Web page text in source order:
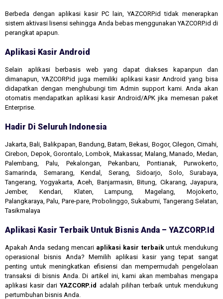
Berbeda dengan aplikasi kasir PC lain, YAZCORP.id tidak menerapkan
sistem aktivasi lisensi sehingga Anda bebas menggunakan YAZCORP.id di
perangkat apapun.
Aplikasi Kasir Android
Selain aplikasi berbasis web yang dapat diakses kapanpun dan
dimanapun, YAZCORP.id juga memiliki aplikasi kasir Android yang bisa
didapatkan dengan menghubungi tim Admin support kami. Anda akan
otomatis mendapatkan aplikasi kasir Android/APK jika memesan paket
Enterprise.
Hadir Di Seluruh Indonesia
Jakarta, Bali, Balikpapan, Bandung, Batam, Bekasi, Bogor, Cilegon, Cimahi,
Cirebon, Depok, Gorontalo, Lombok, Makassar, Malang, Manado, Medan,
Palembang, Palu, Pekalongan, Pekanbaru, Pontianak, Purwokerto,
Samarinda, Semarang, Kendal, Serang, Sidoarjo, Solo, Surabaya,
Tangerang, Yogyakarta, Aceh, Banjarmasin, Bitung, Cikarang, Jayapura,
Jember, Kendari, Klaten, Lampung, Magelang, Mojokerto,
Palangkaraya, Palu, Pare-pare, Probolinggo, Sukabumi, Tangerang Selatan,
Tasikmalaya
Aplikasi Kasir Terbaik Untuk Bisnis Anda – YAZCORP.id
Apakah Anda sedang mencari aplikasi kasir terbaikuntuk mendukung
operasional bisnis Anda? Memilih aplikasi kasir yang tepat sangat
penting untuk meningkatkan efisiensi dan mempermudah pengelolaan
transaksi di bisnis Anda. Di artikel ini, kami akan membahas mengapa
aplikasi kasir dariYAZCORP.id adalah pilihan terbaik untuk mendukung
pertumbuhan bisnis Anda.